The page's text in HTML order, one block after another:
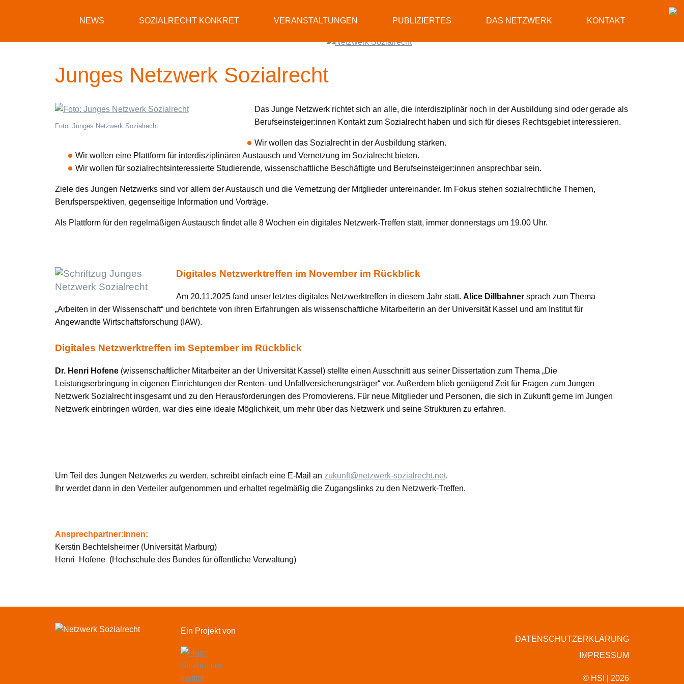
NEWS SOZIALRECHT KONKRET VERANSTALTUNGEN PUBLIZIERTES DAS NETZWERK KONTAKT
Junges Netzwerk Sozialrecht
Foto: Junges Netzwerk Sozialrecht
Das Junge Netzwerk richtet sich an alle, die interdisziplinär noch in der Ausbildung sind oder gerade als
Berufseinsteiger:innen Kontakt zum Sozialrecht haben und sich für dieses Rechtsgebiet interessieren.
Wir wollen das Sozialrecht in der Ausbildung stärken.
Wir wollen eine Plattform für interdisziplinären Austausch und Vernetzung im Sozialrecht bieten.
Wir wollen für sozialrechtsinteressierte Studierende, wissenschaftliche Beschäftigte und Berufseinsteiger:innen ansprechbar sein.
Ziele des Jungen Netzwerks sind vor allem der Austausch und die Vernetzung der Mitglieder untereinander. Im Fokus stehen sozialrechtliche Themen,
Berufsperspektiven, gegenseitige Information und Vorträge.
Als Plattform für den regelmäßigen Austausch findet alle 8 Wochen ein digitales Netzwerk-Treffen statt, immer donnerstags um 19.00 Uhr.
Digitales Netzwerktreffen im November im Rückblick
Am 20.11.2025 fand unser letztes digitales Netzwerktreffen in diesem Jahr statt. Alice Dillbahnersprach zum Thema
„Arbeiten in der Wissenschaft“ und berichtete von ihren Erfahrungen als wissenschaftliche Mitarbeiterin an der Universität Kassel und am Institut für
Angewandte Wirtschaftsforschung (IAW).
Digitales Netzwerktreffen im September im Rückblick
Dr. Henri Hofene(wissenschaftlicher Mitarbeiter an der Universität Kassel) stellte einen Ausschnitt aus seiner Dissertation zum Thema „Die
Leistungserbringung in eigenen Einrichtungen der Renten- und Unfallversicherungsträger“ vor. Außerdem blieb genügend Zeit für Fragen zum Jungen
Netzwerk Sozialrecht insgesamt und zu den Herausforderungen des Promovierens. Für neue Mitglieder und Personen, die sich in Zukunft gerne im Jungen
Netzwerk einbringen würden, war dies eine ideale Möglichkeit, um mehr über das Netzwerk und seine Strukturen zu erfahren.
Um Teil des Jungen Netzwerks zu werden, schreibt einfach eine E-Mail an zukunft@netzwerk-sozialrecht.net.
Ihr werdet dann in den Verteiler aufgenommen und erhaltet regelmäßig die Zugangslinks zu den Netzwerk-Treffen.
Ansprechpartner:innen:
Kerstin Bechtelsheimer (Universität Marburg)
Henri Hofene (Hochschule des Bundes für öffentliche Verwaltung)
Ein Projekt von
DATENSCHUTZERKLÄRUNG
IMPRESSUM
© HSI | 2026